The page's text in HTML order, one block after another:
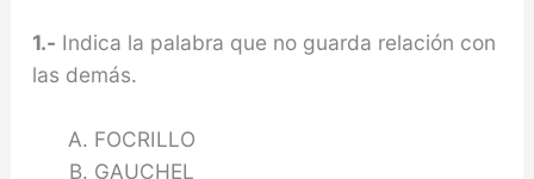
1.- Indica la palabra que no guarda relación con
las demás.
FOCRILLO
GAUCHEL